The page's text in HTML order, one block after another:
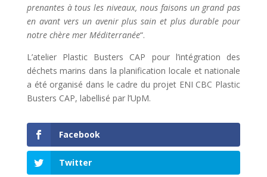
prenantes à tous les niveaux, nous faisons un grand pas
en avant vers un avenir plus sain et plus durable pour
notre chère mer Méditerranée“.
L’atelier Plastic Busters CAP pour l’intégration des
déchets marins dans la planification locale et nationale
a été organisé dans le cadre du projet ENI CBC Plastic
Busters CAP, labellisé par l’UpM.
Facebook
Twitter